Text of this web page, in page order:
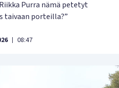
Purra nämä petetyt
taivaan porteilla?”
| 08:47